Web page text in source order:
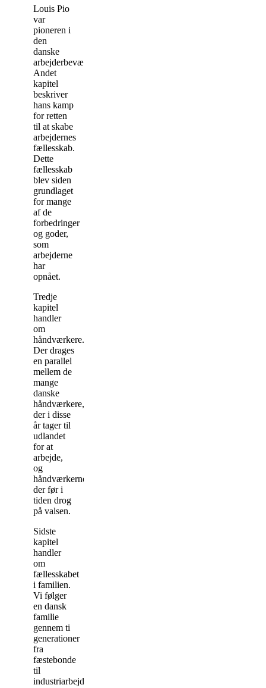
Louis Pio
var
pioneren i
den
danske
arbejderbevægelse.
Andet
kapitel
beskriver
hans kamp
for retten
til at skabe
arbejdernes
fællesskab.
Dette
fællesskab
blev siden
grundlaget
for mange
af de
forbedringer
og goder,
som
arbejderne
har
opnået.
Tredje
kapitel
handler
om
håndværkere.
Der drages
en parallel
mellem de
mange
danske
håndværkere,
der i disse
år tager til
udlandet
for at
arbejde,
og
håndværkerne,
der før i
tiden drog
på valsen.
Sidste
kapitel
handler
om
fællesskabet
i familien.
Vi følger
en dansk
familie
gennem ti
generationer
fra
fæstebonde
til
industriarbejder